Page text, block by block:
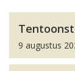
9 augustus